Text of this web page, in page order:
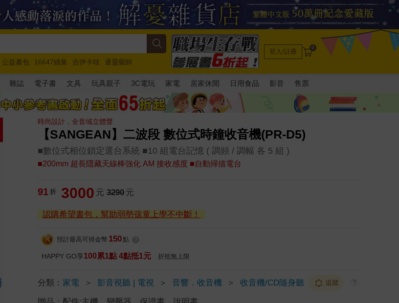
公益書包 16647續集 吉伊卡哇
通靈藥師
馬斯克 玩具總動員5 超慢跑
登入/註冊 0
雜誌 電子書 文具 玩具親子 3C電玩 家電 居家休閒 日用食品 影音 售票
時尚設計，全音域立體聲
【SANGEAN】二波段 數位式時鐘收音機(PR-D5)
■數位式相位鎖定選台系統 ■10 組電台記憶 ( 調頻 / 調幅 各 5 組 )
■200mm 超長隱藏天線棒強化 AM 接收感度 ■自動掃描電台
91 折 3000 元 3290 元
認購希望書包，幫助弱勢孩童上學不中斷！
預計最高可得金幣 150 點
HAPPY GO享100累1點 4點抵1元 折抵無上限
分類： 家電 ＞ 影音視聽 | 電視 ＞ 音響．收音機 ＞ 收音機/CD隨身聽 追蹤 ?